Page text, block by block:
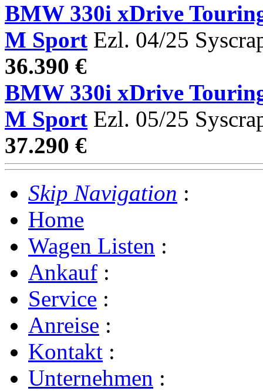
BMW 330i xDrive
M Sport Ezl. 04/25
36.390 €
BMW 330i xDrive
M Sport Ezl. 05/25
37.290 €
Skip Navigation :
Home
Wagen Listen :
Ankauf :
Service :
Anreise :
Kontakt :
Unternehmen :